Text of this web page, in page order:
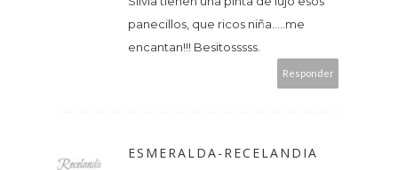
panecillos, que ricos niña.....me
encantan!!! Besitosssss.
Responder
ESMERALDA-RECELANDIA